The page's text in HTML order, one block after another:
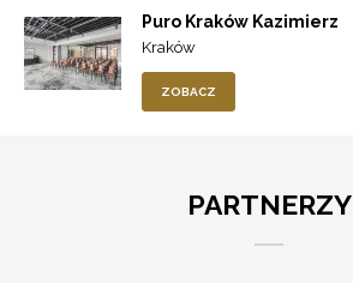
Puro Kraków Kazimierz
Kraków
ZOBACZ
PARTNERZY